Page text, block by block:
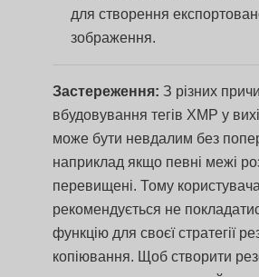
для створення
зображення.
Застереження: З різних
вбудовування тегів XMP у
може бути невдалим без
наприклад якщо певні межі
перевищені. Тому
рекомендується не
функцію для своєї стратегії
копіювання. Щоб створити